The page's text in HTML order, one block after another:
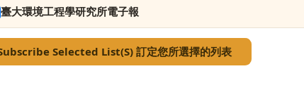
臺大環境工程學研究所電子報